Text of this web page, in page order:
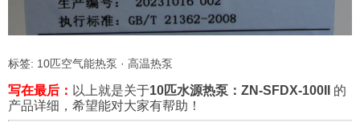
标签: 10匹空气能热泵 · 高温热泵
写在最后： 以上就是关于10匹水源热泵：ZN-SFDX-100II
的
产品详细，希望能对大家有帮助！